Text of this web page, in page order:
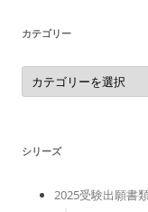
カテゴリー
カ
テ
ゴ
シリーズ
2025受験出願書